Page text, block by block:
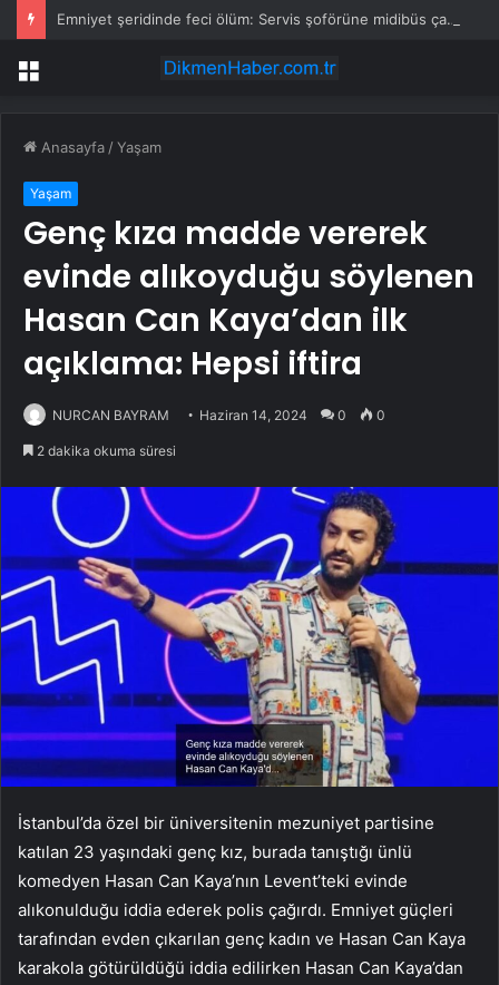
Emniyet şeridinde feci ölüm: Servis şoförüne midibüs çarptı
Menü
Anasayfa /Yaşam
Yaşam
Genç kıza madde vererek
evinde alıkoyduğu söylenen
Hasan Can Kaya’dan ilk
açıklama: Hepsi iftira
NURCAN BAYRAM Haziran 14, 2024 0 0
2 dakika okuma süresi
İstanbul’da özel bir üniversitenin mezuniyet partisine
katılan 23 yaşındaki genç kız, burada tanıştığı ünlü
komedyen Hasan Can Kaya’nın Levent’teki evinde
alıkonulduğu iddia ederek polis çağırdı. Emniyet güçleri
tarafından evden çıkarılan genç kadın ve Hasan Can Kaya
karakola götürüldüğü iddia edilirken Hasan Can Kaya’dan